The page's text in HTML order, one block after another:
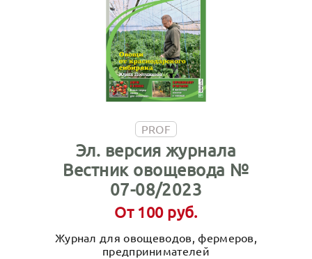
PROF
Эл. версия журнала
Вестник овощевода №
07-08/2023
От 100 руб.
Журнал для овощеводов, фермеров,
предпринимателей